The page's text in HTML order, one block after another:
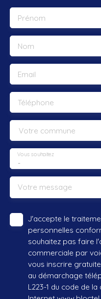
Prénom
Nom
Email
Téléphone
Votre commune
-
Vous souhaitez
Votre message
J'accepte le
personnelles
souhaitez pas faire
commerciale par
vous inscrire
au démarchage
L223-1 du code de